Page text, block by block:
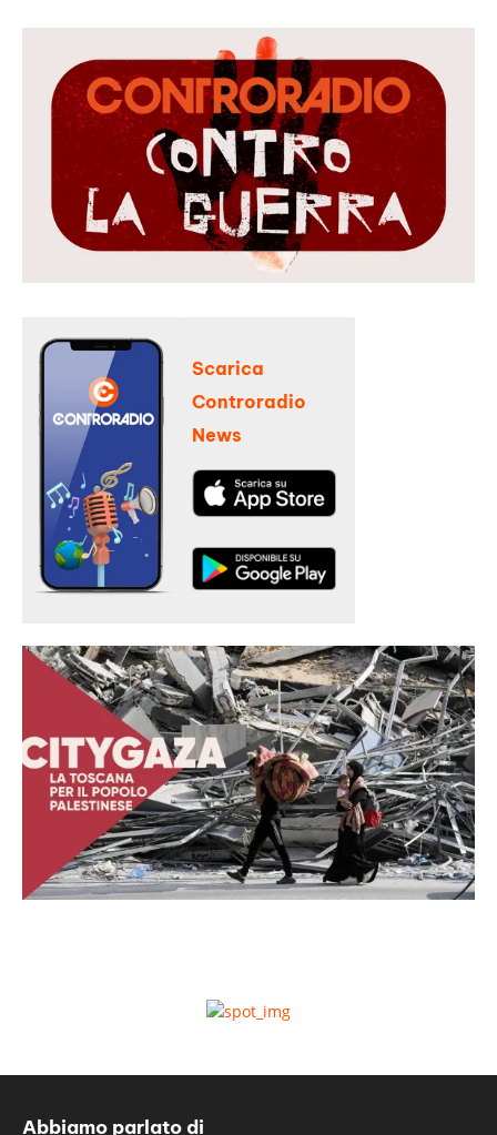
Scarica
Controradio
News
Abbiamo parlato di